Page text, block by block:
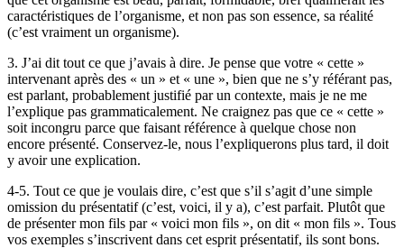
caractéristiques de l’organisme, et non pas son essence, sa réalité
(c’est vraiment un organisme).
3. J’ai dit tout ce que j’avais à dire. Je pense que votre « cette »
intervenant après des « un » et « une », bien que ne s’y référant pas,
est parlant, probablement justifié par un contexte, mais je ne me
l’explique pas grammaticalement. Ne craignez pas que ce « cette »
soit incongru parce que faisant référence à quelque chose non
encore présenté. Conservez-le, nous l’expliquerons plus tard, il doit
y avoir une explication.
4-5. Tout ce que je voulais dire, c’est que s’il s’agit d’une simple
omission du présentatif (c’est, voici, il y a), c’est parfait. Plutôt que
de présenter mon fils par « voici mon fils », on dit « mon fils ». Tous
vos exemples s’inscrivent dans cet esprit présentatif, ils sont bons.